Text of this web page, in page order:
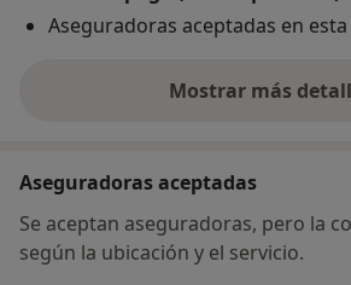
Aseguradoras aceptadas en
Mostrar mássobre la
Aseguradoras aceptadas
Se aceptan aseguradoras, pero la
según la ubicación y el servicio.